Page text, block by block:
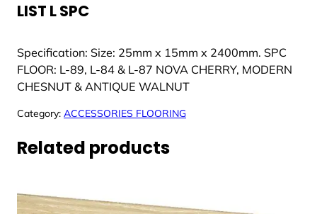
LIST L SPC
Specification: Size: 25mm x 15mm x 2400mm. SPC
FLOOR: L-89, L-84 & L-87 NOVA CHERRY, MODERN
CHESNUT & ANTIQUE WALNUT
Category: ACCESSORIES FLOORING
Related products